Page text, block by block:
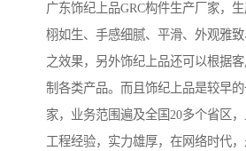
广东饰纪上品GRC构件生产厂家，
栩如生、手感细腻、平滑、外观雅
之效果，另外饰纪上品还可以根据
制各类产品。而且饰纪上品是较早的
家，业务范围遍及全国20多个省区
工程经验，实力雄厚，在网络时代